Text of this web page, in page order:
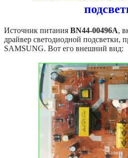
Источник питания BN44-00496A,
драйвер светодиодной подсветки,
SAMSUNG. Вот его внешний вид: